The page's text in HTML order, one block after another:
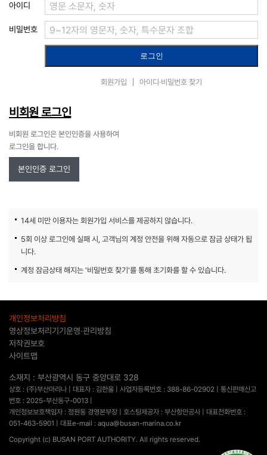
아이디
비밀번호
회원가입 아이디·비밀번호 찾기
비회원 로그인
비회원 로그인은 본인인증을 사용하여
로그인을 합니다.
본인인증 로그인
14세 미만 이용자는 회원가입 서비스를 제공하지 않습니다.
5회 이상 로그인에 실패 시, 고객님의 계정 안전을 위해 자동으로 잠금 상태가 됩
니다.
계정 잠금상태 해지는 '비밀번호 찾기'를 통해 초기화를 할 수 있습니다.
개인정보처리방침
영상정보처리기기운영·관리방침
저작권보호
사이트맵
소재지 : 부산광역시 동구 중앙대로 328
상호 : (주)부산마리나 | 대표자 : 김한울 | 사업자등록번호 : 388-86-02902 | 통신판매신고
번호 : 2025-부산동구-0013 |
개인정보보호책임자 : 정원동 경영본부장 | 호스팅제공자 : 부산항만공사 | 대표전화번호 :
051-463-5901 | 대표e-mail : aqua@busan-marina.co.kr
Copyright (c) BUSAN PORT AUTHORITY. All rights reserved.